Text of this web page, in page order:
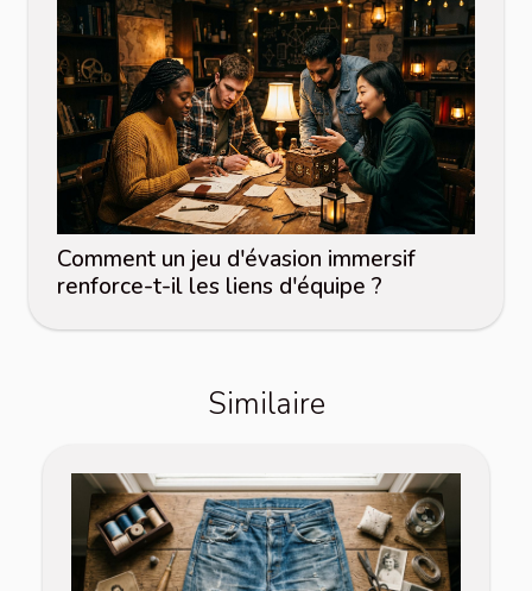
Comment un jeu d'évasion immersif
renforce-t-il les liens d'équipe ?
Similaire